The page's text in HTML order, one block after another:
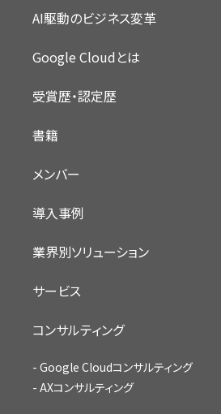
AI駆動のビジネス変革
Google Cloudとは
受賞歴・認定歴
書籍
メンバー
導入事例
業界別ソリューション
サービス
コンサルティング
Google Cloudコンサルティング
AXコンサルティング